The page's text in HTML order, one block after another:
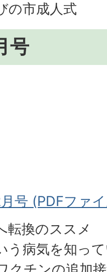
の市成人式
号
号 (PDFファ
転換のススメ
う病気を知っ